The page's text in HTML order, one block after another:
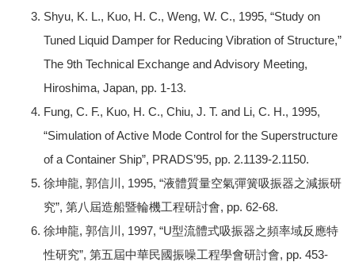
Shyu, K. L., Kuo, H. C., Weng, W. C., 1995, “Study on
Tuned Liquid Damper for Reducing Vibration of Structure,”
The 9th Technical Exchange and Advisory Meeting,
Hiroshima, Japan, pp. 1-13.
Fung, C. F., Kuo, H. C., Chiu, J. T. and Li, C. H., 1995,
“Simulation of Active Mode Control for the Superstructure
of a Container Ship”, PRADS’95, pp. 2.1139-2.1150.
徐坤龍, 郭信川, 1995, “液體質量空氣彈簧吸振器之減振研
究”, 第八屆造船暨輪機工程研討會, pp. 62-68.
徐坤龍, 郭信川, 1997, “U型流體式吸振器之頻率域反應特
性研究”, 第五屆中華民國振噪工程學會研討會, pp. 453-